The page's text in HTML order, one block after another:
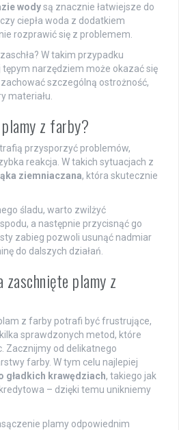
wodysą znacznie łatwiejsze do
ciepła woda z dodatkiem
rozprawić się z problemem.
W takim przypadku
narzędziem może okazać się
szczególną ostrożność,
materiału.
z farby?
przysporzyć problemów,
reakcja. W takich sytuacjach z
ziemniaczana, która skutecznie
śladu, warto zwilżyć
a następnie przycisnąć go
zabieg pozwoli usunąć nadmiar
do dalszych działań.
zaschnięte plamy z
z farby potrafi być frustrujące,
sprawdzonych metod, które
Zacznijmy od delikatnego
farby. W tym celu najlepiej
gładkich krawędziach, takiego jak
– dzięki temu unikniemy
plamy odpowiednim